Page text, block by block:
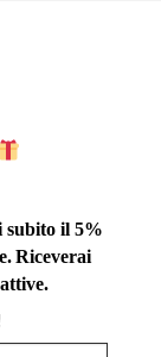
subito il 5%
Riceverai